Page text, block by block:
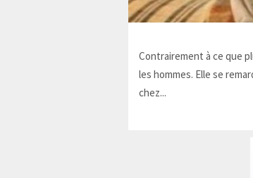
Contrairement à ce que
les hommes. Elle se
chez...